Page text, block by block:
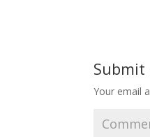
Submit
Your email